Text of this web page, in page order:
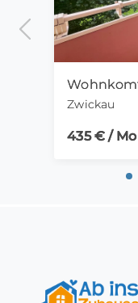
Zwickau
435 € / Mo